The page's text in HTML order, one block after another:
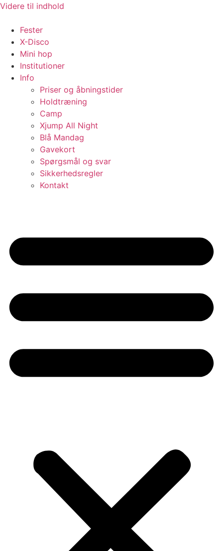
Videre til indhold
Fester
X-Disco
Mini hop
Institutioner
Info
Priser og åbningstider
Holdtræning
Camp
Xjump All Night
Blå Mandag
Gavekort
Spørgsmål og svar
Sikkerhedsregler
Kontakt